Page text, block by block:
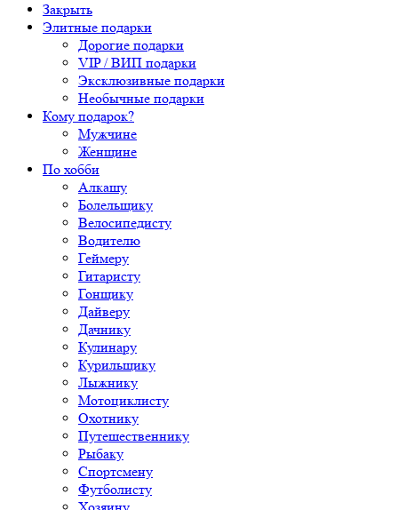
Закрыть
Элитные подарки
Дорогие подарки
VIP / ВИП подарки
Эксклюзивные подарки
Необычные подарки
Кому подарок?
Мужчине
Женщине
По хобби
Алкашу
Болельщику
Велосипедисту
Водителю
Геймеру
Гитаристу
Гонщику
Дайверу
Дачнику
Кулинару
Курильщику
Лыжнику
Мотоциклисту
Охотнику
Путешественнику
Рыбаку
Спортсмену
Футболисту